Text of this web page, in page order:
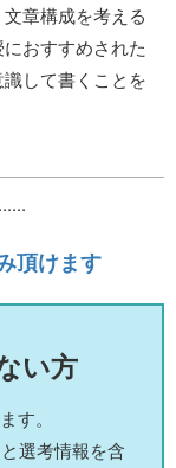
章構成を考える
おすすめされた
して書くことを
頂けます
い方
す。
選考情報を含